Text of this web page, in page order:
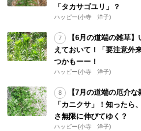
「タカサゴユリ」？
ハッピー(小寺 洋子)
【6月の道端の雑草
えておいて！「要注意外
つかもーー！
ハッピー(小寺 洋子)
【7月の道端の厄介
「カニクサ」！知ったら
さ無限に伸びてゆく？
ハッピー(小寺 洋子)